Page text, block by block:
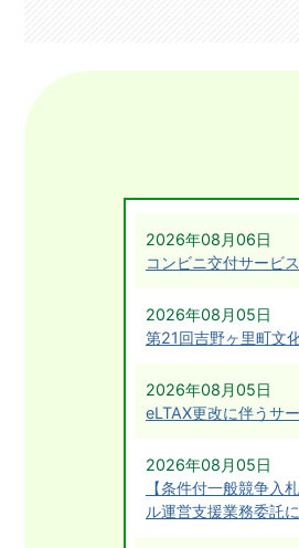
2026年08月06日
コンビニ交付サービ
2026年08月05日
第21回吉野ヶ里町文
2026年08月05日
eLTAX更改に伴うサ
2026年08月05日
【条件付一般競争入
ル運営支援業務委託